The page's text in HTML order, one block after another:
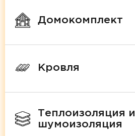
Домокомплект
Кровля
Теплоизоляция и
шумоизоляция